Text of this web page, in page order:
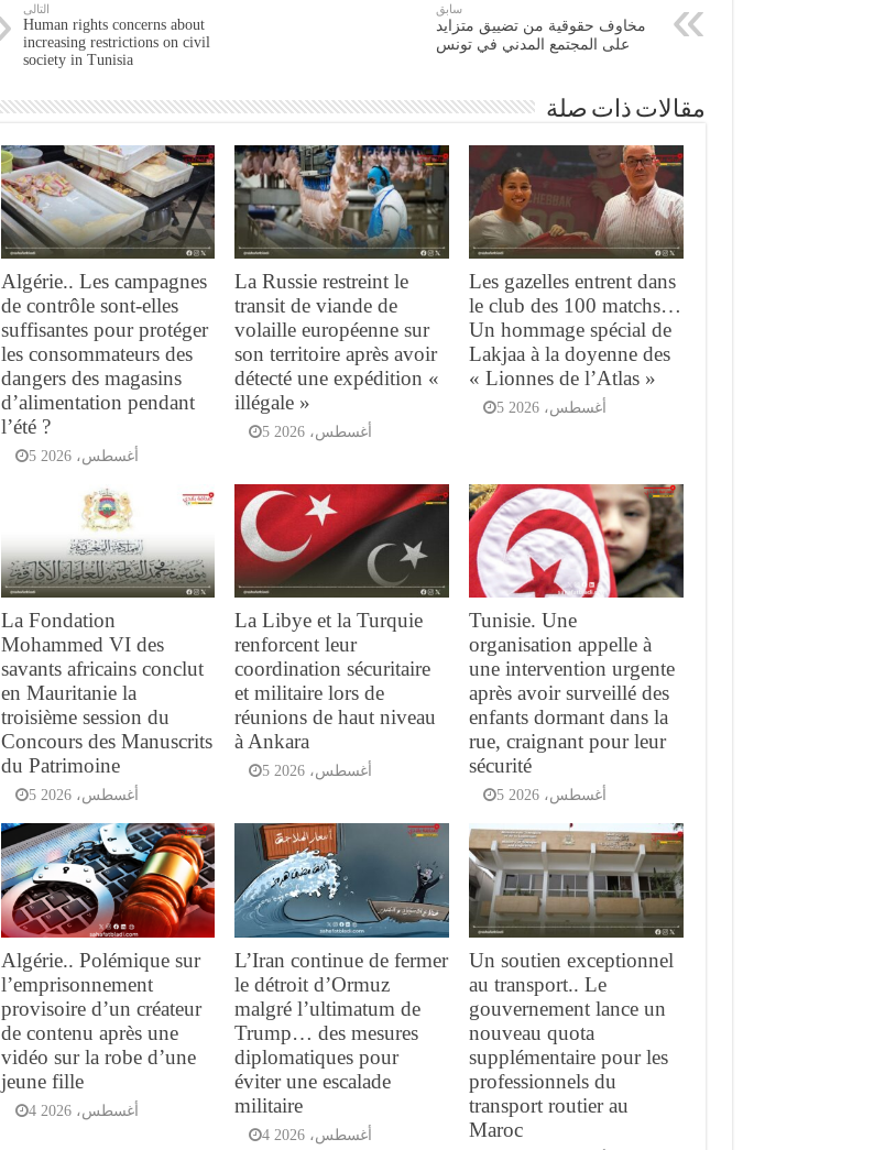
سابق
مخاوف حقوقية من تضييق متزايد
على المجتمع المدني في تونس
التالى
Human rights concerns about
increasing restrictions on civil
society in Tunisia
مقالات ذات صلة
Les gazelles entrent dans
le club des 100 matchs…
Un hommage spécial de
Lakjaa à la doyenne des
« Lionnes de l’Atlas »
5 أغسطس، 2026
La Russie restreint le
transit de viande de
volaille européenne sur
son territoire après avoir
détecté une expédition «
illégale »
5 أغسطس، 2026
Algérie.. Les campagnes
de contrôle sont-elles
suffisantes pour protéger
les consommateurs des
dangers des magasins
d’alimentation pendant
l’été ?
5 أغسطس، 2026
Tunisie. Une
organisation appelle à
une intervention urgente
après avoir surveillé des
enfants dormant dans la
rue, craignant pour leur
sécurité
5 أغسطس، 2026
La Libye et la Turquie
renforcent leur
coordination sécuritaire
et militaire lors de
réunions de haut niveau
à Ankara
5 أغسطس، 2026
La Fondation
Mohammed VI des
savants africains conclut
en Mauritanie la
troisième session du
Concours des Manuscrits
du Patrimoine
5 أغسطس، 2026
Un soutien exceptionnel
au transport.. Le
gouvernement lance un
nouveau quota
supplémentaire pour les
professionnels du
transport routier au
Maroc
L’Iran continue de fermer
le détroit d’Ormuz
malgré l’ultimatum de
Trump… des mesures
diplomatiques pour
éviter une escalade
militaire
4 أغسطس، 2026
Algérie.. Polémique sur
l’emprisonnement
provisoire d’un créateur
de contenu après une
vidéo sur la robe d’une
jeune fille
4 أغسطس، 2026